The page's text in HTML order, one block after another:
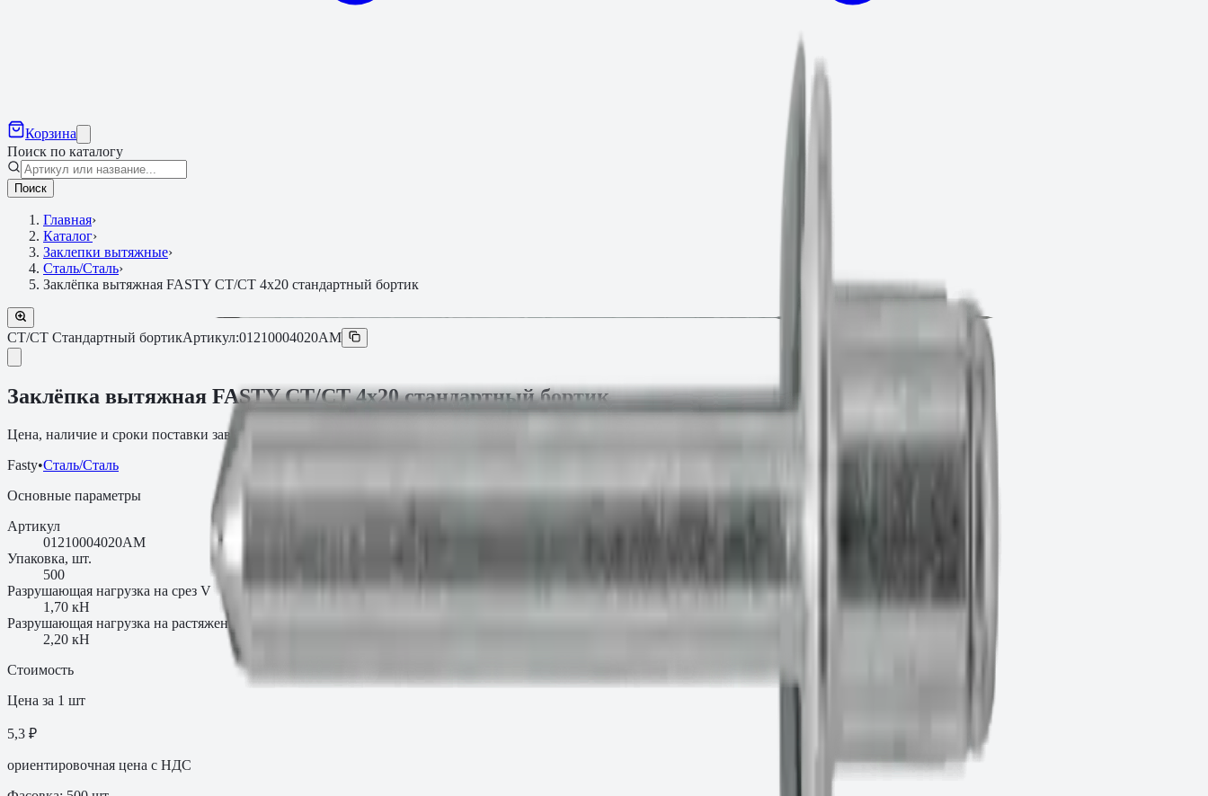
Корзина
Поиск по каталогу
Поиск
Главная›
Каталог›
Заклепки вытяжные›
Сталь/Сталь›
Заклёпка вытяжная FASTY СТ/СТ 4х20 стандартный бортик
СТ/СТ Стандартный бортикАртикул:01210004020AM
Заклёпка вытяжная FASTY СТ/СТ 4х20 стандартный бортик
Цена, наличие и сроки поставки зависят от артикула, объёма и текущей партии.
Fasty•Сталь/Сталь
Основные параметры
Артикул
01210004020AM
Упаковка, шт.
500
Разрушающая нагрузка на срез V
1,70 кН
Разрушающая нагрузка на растяжение N
2,20 кН
Стоимость
Цена за 1 шт
5,3 ₽
ориентировочная цена с НДС